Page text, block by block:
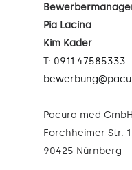
Pia Lacina
Kim Kader
T: 0911 47585333
Pacura med GmbH
Forchheimer Str. 1
90425 Nürnberg